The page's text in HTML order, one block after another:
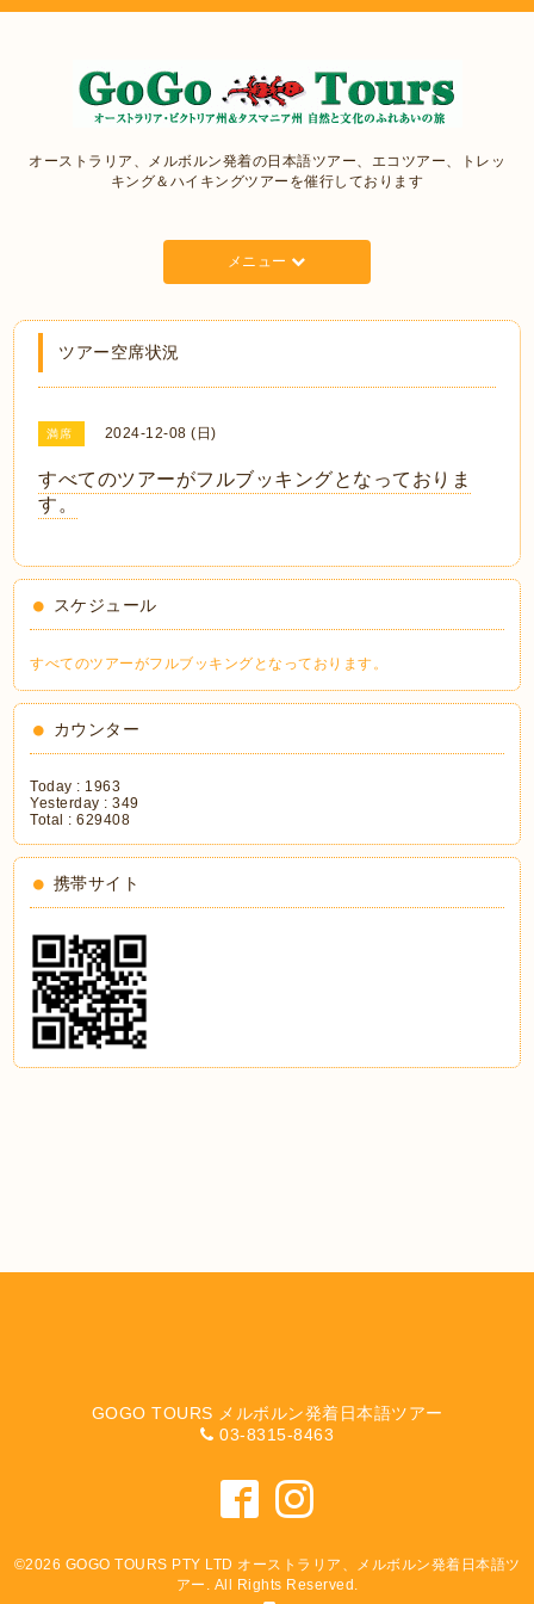
オーストラリア、メルボルン発着の日本語ツアー、エコツアー、トレッ
キング＆ハイキングツアーを催行しております
メニュー
ツアー空席状況
満席 2024-12-08 (日)
すべてのツアーがフルブッキングとなっておりま
す。
スケジュール
すべてのツアーがフルブッキングとなっております。
カウンター
Today : 1963
Yesterday :349
Total :629408
携帯サイト
GOGO TOURS メルボルン発着日本語ツアー
03-8315-8463
©2026 GOGO TOURS PTY LTD オーストラリア、メルボルン発着日本語ツ
アー . All Rights Reserved.